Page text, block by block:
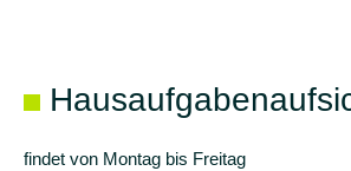
findet von Montag bis Freitag